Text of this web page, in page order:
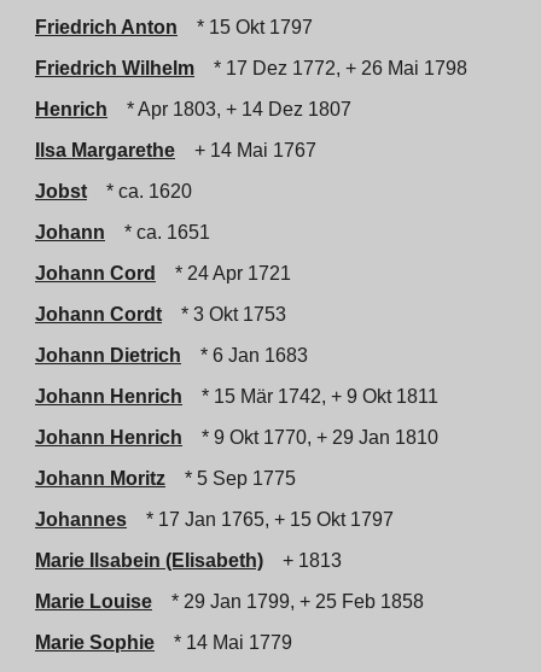
Friedrich Anton
* 15 Okt 1797
Friedrich Wilhelm
* 17 Dez 1772, + 26 Mai 1798
Henrich
* Apr 1803, + 14 Dez 1807
Ilsa Margarethe
+ 14 Mai 1767
Jobst
* ca. 1620
Johann
* ca. 1651
Johann Cord
* 24 Apr 1721
Johann Cordt
* 3 Okt 1753
Johann Dietrich
* 6 Jan 1683
Johann Henrich
* 15 Mär 1742, + 9 Okt 1811
Johann Henrich
* 9 Okt 1770, + 29 Jan 1810
Johann Moritz
* 5 Sep 1775
Johannes
* 17 Jan 1765, + 15 Okt 1797
Marie Ilsabein (Elisabeth)
+ 1813
Marie Louise
* 29 Jan 1799, + 25 Feb 1858
Marie Sophie
* 14 Mai 1779